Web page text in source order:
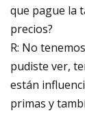
que pague la
precios?
R: No
pudiste ver,
están
primas y